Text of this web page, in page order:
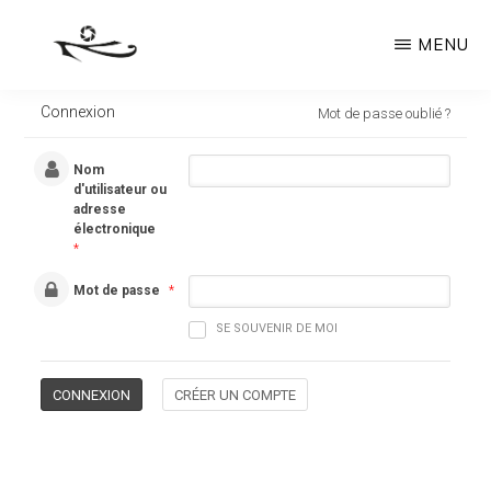
PHOTO,
D’ART
Grands
MENU
Connexion Mot de passe oublié ?
Nom
d'utilisateur ou
adresse
électronique
*
Mot de passe *
SE SOUVENIR DE MOI